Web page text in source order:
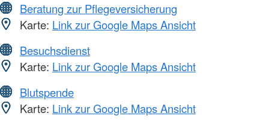
Beratung zur Pflegeversicherung
Karte: Link zur Google Maps Ansicht
Besuchsdienst
Karte: Link zur Google Maps Ansicht
Blutspende
Karte: Link zur Google Maps Ansicht